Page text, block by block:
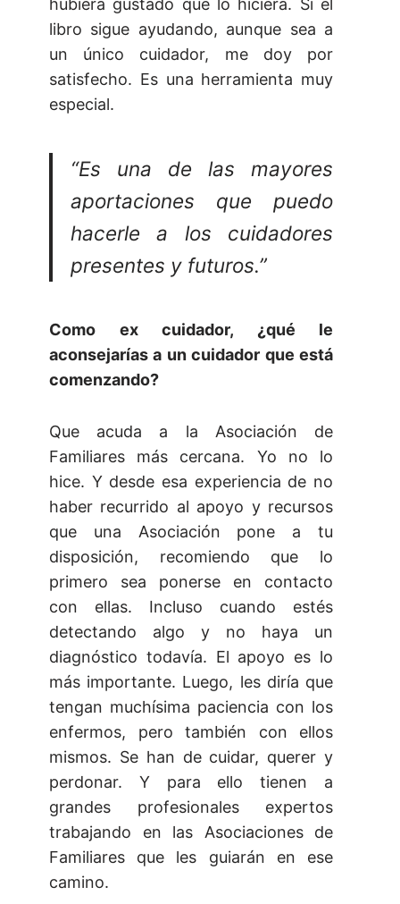
hubiera gustado que lo hiciera. Si el
libro sigue ayudando, aunque sea a
un único cuidador, me doy por
satisfecho. Es una herramienta muy
especial.
“Es una de las mayores
aportaciones que puedo
hacerle a los cuidadores
presentes y futuros.”
Como ex cuidador, ¿qué le
aconsejarías a un cuidador que está
comenzando?
Que acuda a la Asociación de
Familiares más cercana. Yo no lo
hice. Y desde esa experiencia de no
haber recurrido al apoyo y recursos
que una Asociación pone a tu
disposición, recomiendo que lo
primero sea ponerse en contacto
con ellas. Incluso cuando estés
detectando algo y no haya un
diagnóstico todavía. El apoyo es lo
más importante. Luego, les diría que
tengan muchísima paciencia con los
enfermos, pero también con ellos
mismos. Se han de cuidar, querer y
perdonar. Y para ello tienen a
grandes profesionales expertos
trabajando en las Asociaciones de
Familiares que les guiarán en ese
camino.